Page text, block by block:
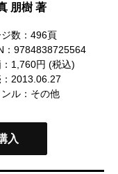
朋樹 著
数：496頁
：9784838725564
：1,760円 (税込)
2013.06.27
ル： その他
入